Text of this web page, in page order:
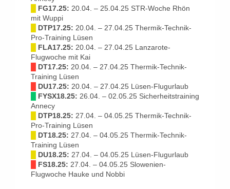
FG17.25: 20.04. – 25.04.25 STR-Woche Rhön
mit Wuppi
DTP17.25: 20.04. – 27.04.25 Thermik-Technik-
Pro-Training Lüsen
FLA17.25: 20.04. – 27.04.25 Lanzarote-
Flugwoche mit Kai
DT17.25: 20.04. – 27.04.25 Thermik-Technik-
Training Lüsen
DU17.25: 20.04. – 27.04.25 Lüsen-Flugurlaub
FYSX18.25: 26.04. – 02.05.25 Sicherheitstraining
Annecy
DTP18.25: 27.04. – 04.05.25 Thermik-Technik-
Pro-Training Lüsen
DT18.25: 27.04. – 04.05.25 Thermik-Technik-
Training Lüsen
DU18.25: 27.04. – 04.05.25 Lüsen-Flugurlaub
FS18.25: 27.04. – 04.05.25 Slowenien-
Flugwoche Hauke und Nobbi